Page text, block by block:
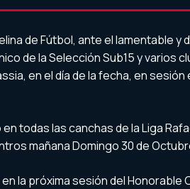
de Fútbol, ante el lamentable y
de la Selección Sub15 y varios
en el día de la fecha, en
todas las canchas de la Liga
mañana Domingo 30 de
la próxima sesión del Honorable